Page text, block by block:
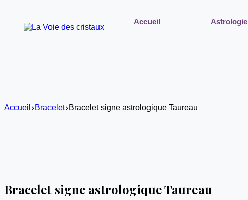
Accueil Astrologie
Accueil Bracelet Bracelet signe astrologique Taureau
Bracelet signe astrologique Taureau